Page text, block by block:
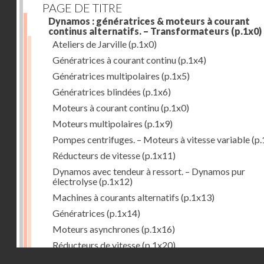
PAGE DE TITRE
Dynamos : génératrices & moteurs à courant
continus alternatifs. – Transformateurs (p.1x0)
Ateliers de Jarville(p.1x0)
Génératrices à courant continu(p.1x4)
Génératrices multipolaires (p.1x5)
Génératrices blindées (p.1x6)
Moteurs à courant continu(p.1x0)
Moteurs multipolaires (p.1x9)
Pompes centrifuges. – Moteurs à vitesse variable
Réducteurs de vitesse(p.1x11)
Dynamos avec tendeur à ressort. – Dynamos pur
électrolyse(p.1x12)
Machines à courants alternatifs (p.1x13)
Génératrices (p.1x14)
Moteurs asynchrones (p.1x16)
Réducteurs de vitesse(p.1x20)